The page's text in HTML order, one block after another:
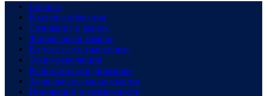
Главная
В сердце общества
Созидание и рынок
Финансовый компас
В пути: все о транспорте
Техно-революция
Рынок жилья в динамике
Здоровье под микроскопом
Инновации и возможности